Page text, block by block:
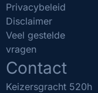
Privacybeleid
Disclaimer
Veel gestelde
vragen
Contact
Keizersgracht 520h